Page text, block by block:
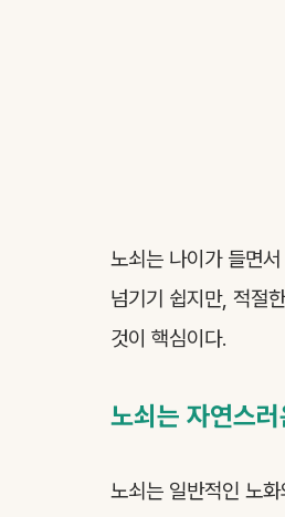
노쇠는 나이가 들면
넘기기 쉽지만, 적절
것이 핵심이다.
노쇠는 자연스
노쇠는 일반적인 노